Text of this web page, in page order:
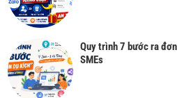
Quy trình 7 bước ra
SMEs